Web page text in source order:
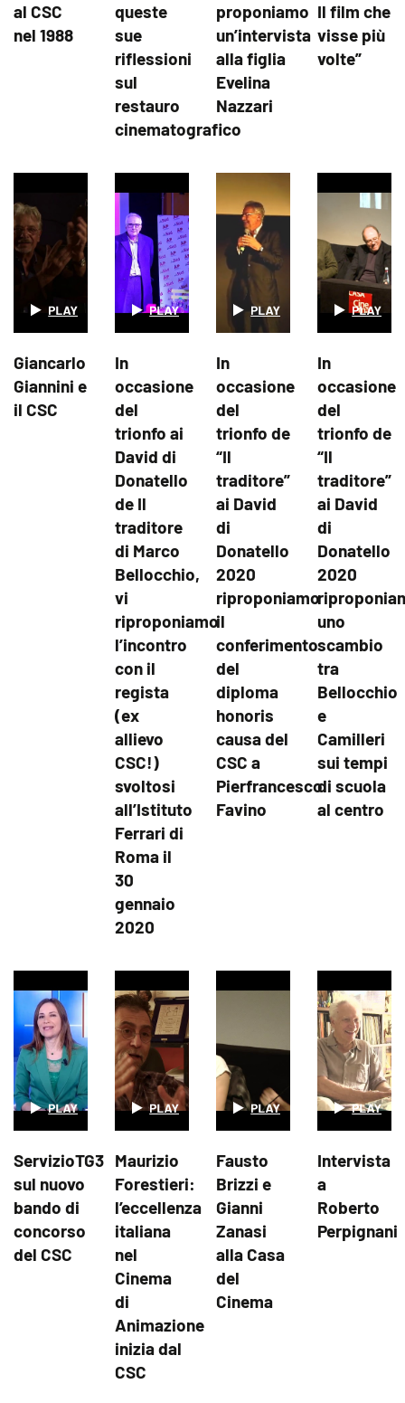
al CSC
nel 1988
queste
sue
riflessioni
sul
restauro
cinematografico
proponiamo
un’intervista
alla figlia
Evelina
Nazzari
Il film che
visse più
volte”
Giancarlo
Giannini e
il CSC
In
occasione
del
trionfo ai
David di
Donatello
de Il
traditore
di Marco
Bellocchio,
vi
riproponiamo
l’incontro
con il
regista
(ex
allievo
CSC!)
svoltosi
all’Istituto
Ferrari di
Roma il
30
gennaio
2020
In
occasione
del
trionfo de
“Il
traditore”
ai David
di
Donatello
2020
riproponiamo
il
conferimento
del
diploma
honoris
causa del
CSC a
Pierfrancesco
Favino
In
occasione
del
trionfo de
“Il
traditore”
ai David
di
Donatello
2020
uno
scambio
tra
Bellocchio
e
Camilleri
sui tempi
di scuola
al centro
ServizioTG3
sul nuovo
bando di
concorso
del CSC
Maurizio
Forestieri:
l’eccellenza
italiana
nel
Cinema
di
Animazione
inizia dal
CSC
Fausto
Brizzi e
Gianni
Zanasi
alla Casa
del
Cinema
Intervista
a
Roberto
Perpignani